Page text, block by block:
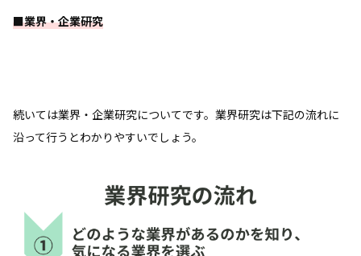
■業界・企業研究
続いては業界・企業研究についてです。業界研究は下記の流れに
沿って行うとわかりやすいでしょう。